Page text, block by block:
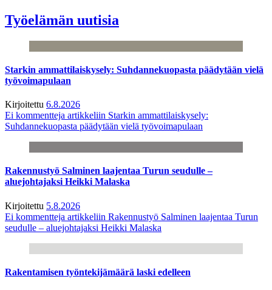
Työelämän uutisia
Starkin ammattilaiskysely: Suhdannekuopasta päädytään vielä
työvoimapulaan
Kirjoitettu 6.8.2026
Ei kommentteja artikkeliin Starkin ammattilaiskysely:
Suhdannekuopasta päädytään vielä työvoimapulaan
Rakennustyö Salminen laajentaa Turun seudulle –
aluejohtajaksi Heikki Malaska
Kirjoitettu 5.8.2026
Ei kommentteja artikkeliin Rakennustyö Salminen laajentaa Turun
seudulle – aluejohtajaksi Heikki Malaska
Rakentamisen työntekijämäärä laski edelleen